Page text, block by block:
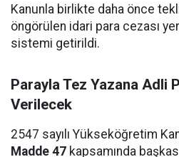
Kanunla birlikte daha önce
öngörülen idari para cezası
sistemi getirildi.
Parayla Tez Yazana Adli
Verilecek
2547 sayılı Yükseköğretim
Madde 47 kapsamında